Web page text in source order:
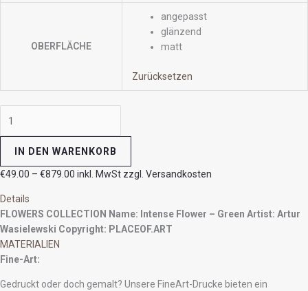
OBERFLÄCHE
angepasst
glänzend
matt
Zurücksetzen
IN DEN WARENKORB
€49.00 – €879.00 inkl. MwSt zzgl. Versandkosten
Details
FLOWERS COLLECTION Name: Intense Flower – Green Artist: Artur
Wasielewski Copyright: PLACEOF.ART
MATERIALIEN
Fine-Art:
Gedruckt oder doch gemalt? Unsere FineArt-Drucke bieten ein